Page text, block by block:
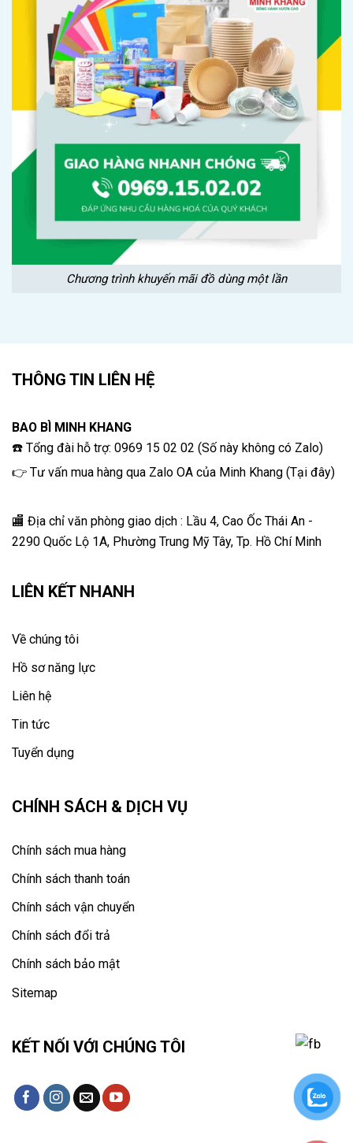
Chương trình khuyến mãi đồ dùng một lần
THÔNG TIN LIÊN HỆ
BAO BÌ MINH KHANG
☎️ Tổng đài hỗ trợ: 0969 15 02 02 (Số này không có Zalo)
👉 Tư vấn mua hàng qua Zalo OA của Minh Khang (Tại đây)
🏬 Địa chỉ văn phòng giao dịch : Lầu 4, Cao Ốc Thái An -
2290 Quốc Lộ 1A, Phường Trung Mỹ Tây, Tp. Hồ Chí Minh
LIÊN KẾT NHANH
Về chúng tôi
Hồ sơ năng lực
Liên hệ
Tin tức
Tuyển dụng
CHÍNH SÁCH & DỊCH VỤ
Chính sách mua hàng
Chính sách thanh toán
Chính sách vận chuyển
Chính sách đổi trả
Chính sách bảo mật
Sitemap
KẾT NỐI VỚI CHÚNG TÔI